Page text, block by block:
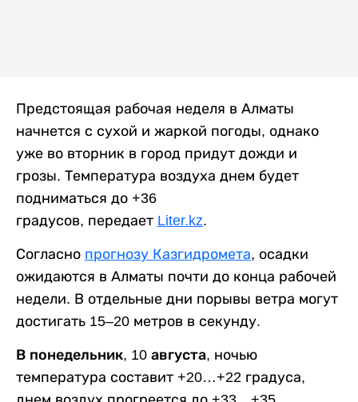
Предстоящая рабочая неделя в Алматы
начнется с сухой и жаркой погоды, однако
уже во вторник в город придут дожди и
грозы. Температура воздуха днем будет
подниматься до +36
градусов, передает Liter.kz.
Согласно прогнозу Казгидромета, осадки
ожидаются в Алматы почти до конца рабочей
недели. В отдельные дни порывы ветра могут
достигать 15–20 метров в секунду.
В понедельник, 10 августа, ночью
температура составит +20…+22 градуса,